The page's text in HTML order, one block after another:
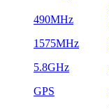
490MHz
1575MHz
5.8GHz
GPS